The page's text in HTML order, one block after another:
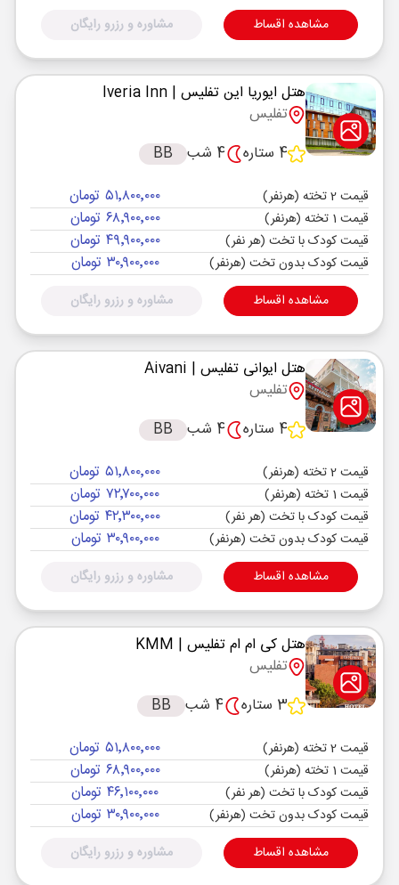
مشاهده اقساط مشاوره و رزرو رایگان
هتل ایوریا این تفلیس | Iveria Inn
تفلیس
4 ستاره
4 شب BB
قیمت 2 تخته (هرنفر) ۵۱٬۸۰۰٬۰۰۰ تومان
قیمت 1 تخته (هرنفر) ۶۸٬۹۰۰٬۰۰۰ تومان
قیمت کودک با تخت (هر نفر) ۴۹٬۹۰۰٬۰۰۰ تومان
قیمت کودک بدون تخت (هرنفر) ۳۰٬۹۰۰٬۰۰۰ تومان
مشاهده اقساط مشاوره و رزرو رایگان
هتل ایوانی تفلیس | Aivani
تفلیس
4 ستاره
4 شب BB
قیمت 2 تخته (هرنفر) ۵۱٬۸۰۰٬۰۰۰ تومان
قیمت 1 تخته (هرنفر) ۷۲٬۷۰۰٬۰۰۰ تومان
قیمت کودک با تخت (هر نفر) ۴۲٬۳۰۰٬۰۰۰ تومان
قیمت کودک بدون تخت (هرنفر) ۳۰٬۹۰۰٬۰۰۰ تومان
مشاهده اقساط مشاوره و رزرو رایگان
هتل کی ام ام تفلیس | KMM
تفلیس
3 ستاره
4 شب BB
قیمت 2 تخته (هرنفر) ۵۱٬۸۰۰٬۰۰۰ تومان
قیمت 1 تخته (هرنفر) ۶۸٬۹۰۰٬۰۰۰ تومان
قیمت کودک با تخت (هر نفر) ۴۶٬۱۰۰٬۰۰۰ تومان
قیمت کودک بدون تخت (هرنفر) ۳۰٬۹۰۰٬۰۰۰ تومان
مشاهده اقساط مشاوره و رزرو رایگان